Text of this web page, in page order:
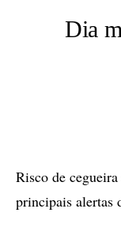
Dia
Risco de
principais alertas